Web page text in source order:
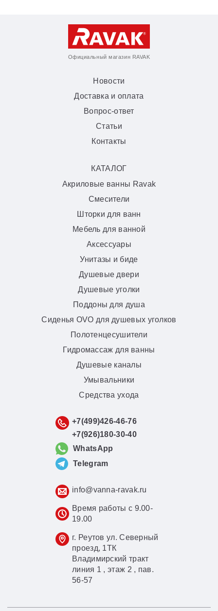
Официальный магазин RAVAK
Новости
Доставка и оплата
Вопрос-ответ
Статьи
Контакты
КАТАЛОГ
Акриловые ванны Ravak
Смесители
Шторки для ванн
Мебель для ванной
Аксессуары
Унитазы и биде
Душевые двери
Душевые уголки
Поддоны для душа
Сиденья OVO для душевых уголков
Полотенцесушители
Гидромассаж для ванны
Душевые каналы
Умывальники
Средства ухода
+7(499)426-46-76
+7(926)180-30-40
WhatsApp
Telegram
info@vanna-ravak.ru
Время работы с 9.00-
19.00
г. Реутов ул. Северный
проезд, 1ТК
Владимирский тракт
линия 1 , этаж 2 , пав.
56-57